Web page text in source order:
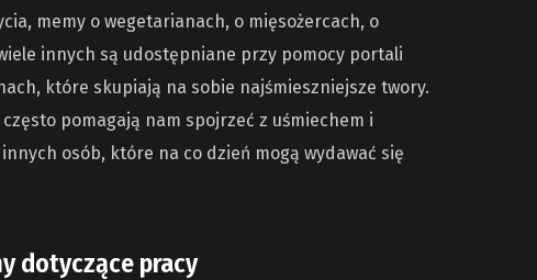
memy o wegetarianach, o mięsożercach, o
innych są udostępniane przy pomocy portali
które skupiają na sobie najśmieszniejsze twory.
pomagają nam spojrzeć z uśmiechem i
osób, które na co dzień mogą wydawać się
dotyczące pracy